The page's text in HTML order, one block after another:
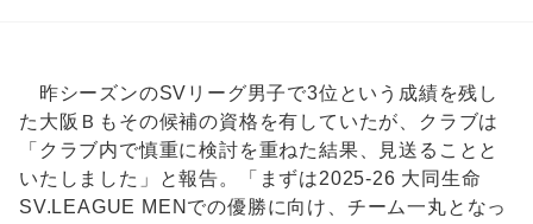
昨シーズンのSVリーグ男子で3位という成績を残し
た大阪Ｂもその候補の資格を有していたが、クラブは
「クラブ内で慎重に検討を重ねた結果、見送ることと
いたしました」と報告。「まずは2025-26 大同生命
SV.LEAGUE MENでの優勝に向け、チーム一丸となっ